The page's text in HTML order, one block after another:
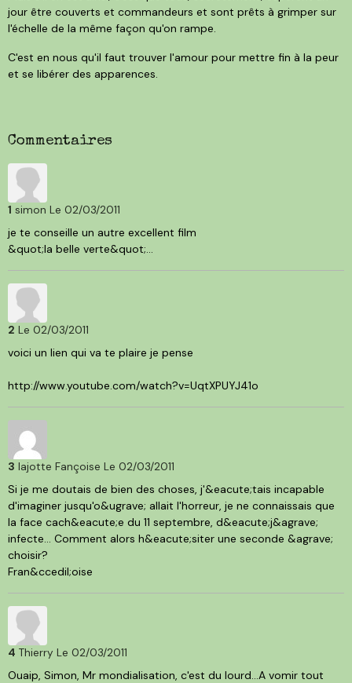
jour être couverts et commandeurs et sont prêts à grimper sur
l'échelle de la même façon qu'on rampe.
C'est en nous qu'il faut trouver l'amour pour mettre fin à la peur
et se libérer des apparences.
Commentaires
1 simon Le 02/03/2011
je te conseille un autre excellent film
&quot;la belle verte&quot;...
2 Le 02/03/2011
voici un lien qui va te plaire je pense
http://www.youtube.com/watch?v=UqtXPUYJ41o
3 lajotte Fançoise Le 02/03/2011
Si je me doutais de bien des choses, j'&eacute;tais incapable
d'imaginer jusqu'o&ugrave; allait l'horreur, je ne connaissais que
la face cach&eacute;e du 11 septembre, d&eacute;j&agrave;
infecte... Comment alors h&eacute;siter une seconde &agrave;
choisir?
Fran&ccedil;oise
4 Thierry Le 02/03/2011
Ouaip, Simon, Mr mondialisation, c'est du lourd...A vomir tout